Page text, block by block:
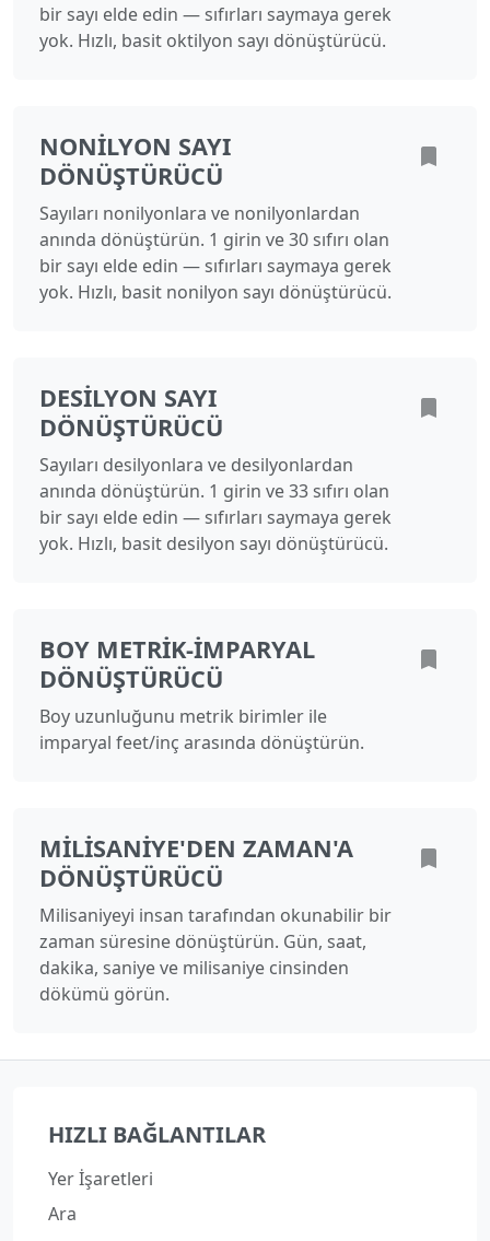
bir sayı elde edin — sıfırları saymaya gerek
yok. Hızlı, basit oktilyon sayı dönüştürücü.
NONILYON SAYI
DÖNÜŞTÜRÜCÜ
Sayıları nonilyonlara ve nonilyonlardan
anında dönüştürün. 1 girin ve 30 sıfırı olan
bir sayı elde edin — sıfırları saymaya gerek
yok. Hızlı, basit nonilyon sayı dönüştürücü.
DESILYON SAYI
DÖNÜŞTÜRÜCÜ
Sayıları desilyonlara ve desilyonlardan
anında dönüştürün. 1 girin ve 33 sıfırı olan
bir sayı elde edin — sıfırları saymaya gerek
yok. Hızlı, basit desilyon sayı dönüştürücü.
BOY METRIK-İMPARYAL
DÖNÜŞTÜRÜCÜ
Boy uzunluğunu metrik birimler ile
imparyal feet/inç arasında dönüştürün.
MILISANIYE'DEN ZAMAN'A
DÖNÜŞTÜRÜCÜ
Milisaniyeyi insan tarafından okunabilir bir
zaman süresine dönüştürün. Gün, saat,
dakika, saniye ve milisaniye cinsinden
dökümü görün.
HIZLI BAĞLANTILAR
Yer İşaretleri
Ara